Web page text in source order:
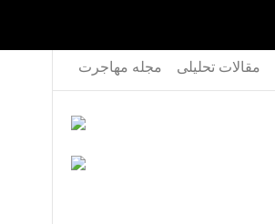
مجله مهاجرت مقالات تحلیلی